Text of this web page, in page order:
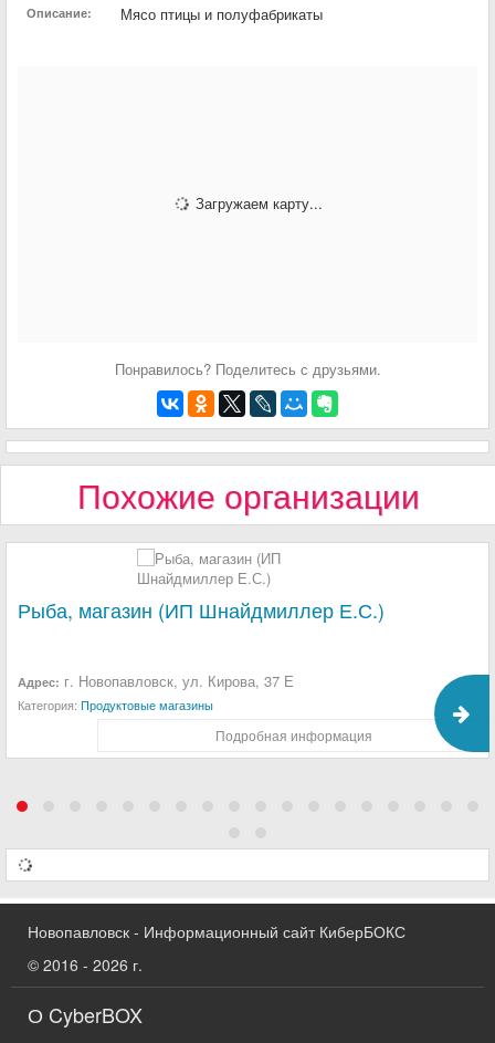
Описание: Мясо птицы и полуфабрикаты
Загружаем карту...
Понравилось? Поделитесь с друзьями.
Похожие организации
Рыба, магазин (ИП Шнайдмиллер Е.С.)
Адрес: г. Новопавловск, ул. Кирова, 37 Е
Категория: Продуктовые магазины
Подробная информация
Новопавловск - Информационный сайт КиберБОКС
© 2016 - 2026 г.
О CyberBOX